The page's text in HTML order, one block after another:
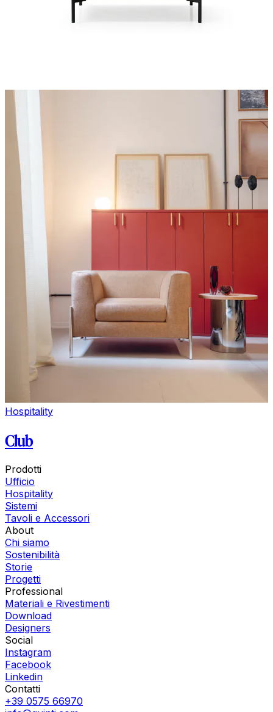
Hospitality
Club
Prodotti
Ufficio
Hospitality
Sistemi
Tavoli e Accessori
About
Chi siamo
Sostenibilità
Storie
Progetti
Professional
Materiali e Rivestimenti
Download
Designers
Social
Instagram
Facebook
Linkedin
Contatti
+39 0575 66970